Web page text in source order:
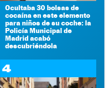
Ocultaba 30 bolsas de
cocaína en este elemento
para niños de su coche: la
Policía Municipal de
Madrid acabó
descubriéndola
4